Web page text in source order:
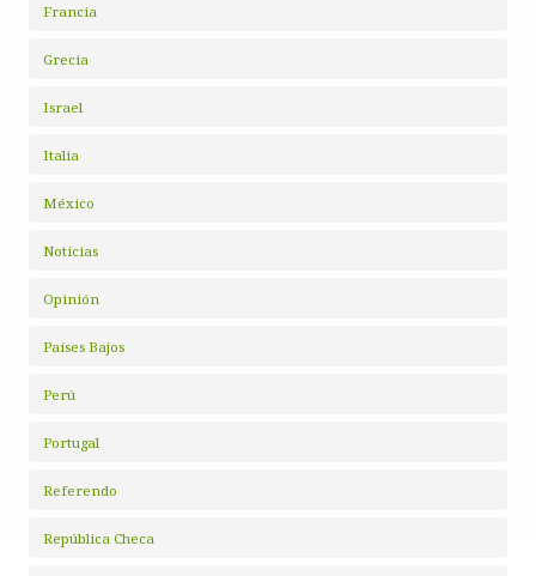
Francia
Grecia
Israel
Italia
México
Noticias
Opinión
Países Bajos
Perú
Portugal
Referendo
República Checa